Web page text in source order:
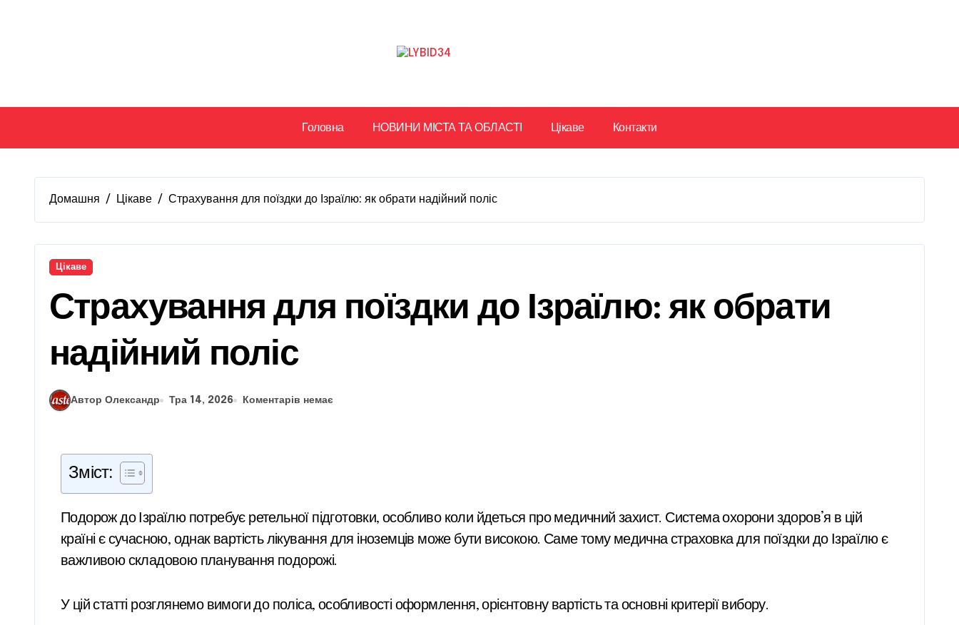
Головна НОВИНИ МІСТА ТА ОБЛАСТІ Цікаве Контакти
Домашня Цікаве Страхування для поїздки до Ізраїлю: як обрати надійний поліс
Цікаве
Страхування для поїздки до Ізраїлю: як обрати
надійний поліс
Автор Олександр Тра 14, 2026 Коментарів немає
Зміст:
Подорож до Ізраїлю потребує ретельної підготовки, особливо коли йдеться про медичний захист. Система охорони здоров’я в цій
країні є сучасною, однак вартість лікування для іноземців може бути високою. Саме тому медична страховка для поїздки до Ізраїлю є
важливою складовою планування подорожі.
У цій статті розглянемо вимоги до поліса, особливості оформлення, орієнтовну вартість та основні критерії вибору.